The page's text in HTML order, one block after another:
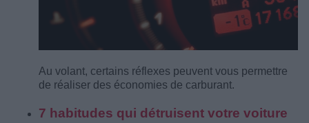
Au volant, certains réflexes peuvent vous permettre
de réaliser des économies de carburant.
7 habitudes qui détruisent votre voiture